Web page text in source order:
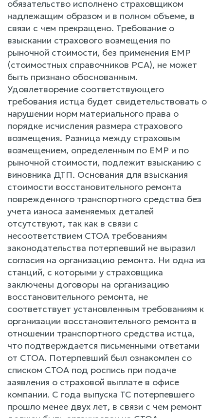
обязательство исполнено страховщиком
надлежащим образом и в полном объеме, в
связи с чем прекращено. Требование о
взыскании страхового возмещения по
рыночной стоимости, без применения ЕМР
(стоимостных справочников РСА), не может
быть признано обоснованным.
Удовлетворение соответствующего
требования истца будет свидетельствовать о
нарушении норм материального права о
порядке исчисления размера страхового
возмещения. Разница между страховым
возмещением, определенным по ЕМР и по
рыночной стоимости, подлежит взысканию с
виновника ДТП. Основания для взыскания
стоимости восстановительного ремонта
поврежденного транспортного средства без
учета износа заменяемых деталей
отсутствуют, так как в связи с
несоответствием СТОА требованиям
законодательства потерпевший не выразил
согласия на организацию ремонта. Ни одна из
станций, с которыми у страховщика
заключены договоры на организацию
восстановительного ремонта, не
соответствует установленным требованиям к
организации восстановительного ремонта в
отношении транспортного средства истца,
что подтверждается письменными ответами
от СТОА. Потерпевший был ознакомлен со
списком СТОА под роспись при подаче
заявления о страховой выплате в офисе
компании. С года выпуска ТС потерпевшего
прошло менее двух лет, в связи с чем ремонт